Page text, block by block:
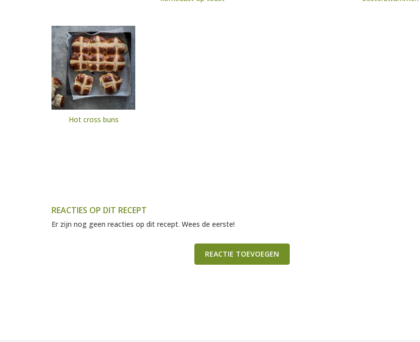
Hot cross buns
REACTIES OP DIT RECEPT
Er zijn nog geen reacties op dit recept. Wees de eerste!
REACTIE TOEVOEGEN